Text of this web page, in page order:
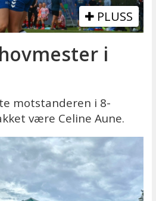
PLUSS
i
motstanderen i 8-
være Celine Aune.